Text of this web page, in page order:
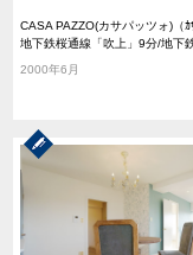
CASA PAZZO(カサパッツォ)（ｶｻ
地下鉄桜通線「吹上」9分/地下
「荒畑」14分/地下鉄鶴舞線「御
2000年6月